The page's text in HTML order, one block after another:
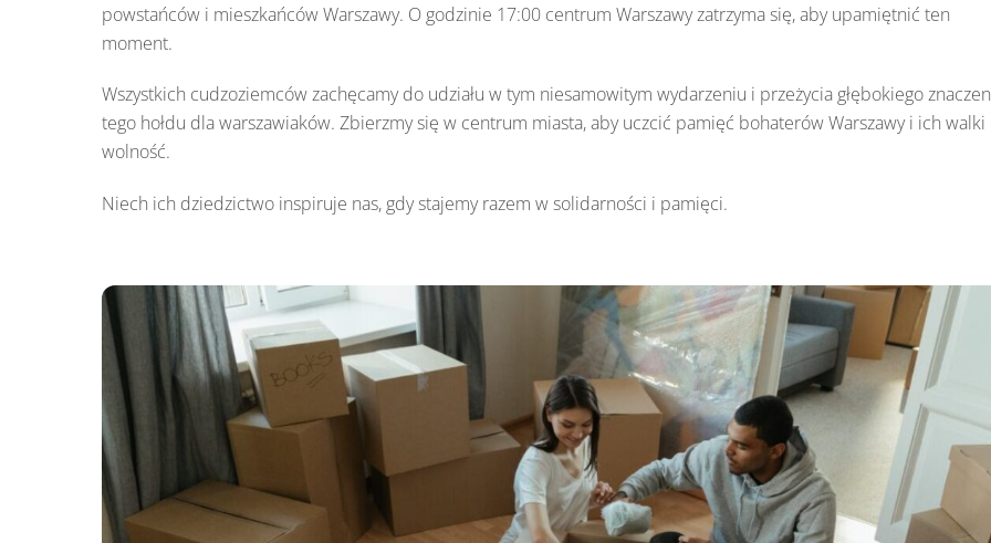
powstańców i mieszkańców Warszawy. O godzinie 17:00 centrum Warszawy zatrzyma się, aby upamiętnić ten
moment.
Wszystkich cudzoziemców zachęcamy do udziału w tym niesamowitym wydarzeniu i przeżycia głębokiego
tego hołdu dla warszawiaków. Zbierzmy się w centrum miasta, aby uczcić pamięć bohaterów Warszawy i ich walki
wolność.
Niech ich dziedzictwo inspiruje nas, gdy stajemy razem w solidarności i pamięci.